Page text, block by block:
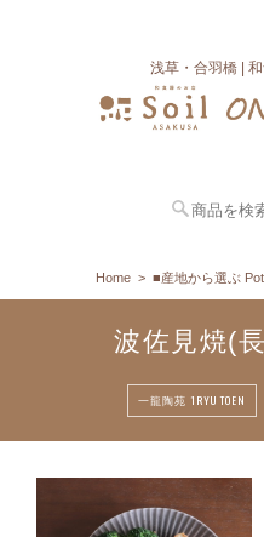
浅草・合羽橋 |
Home ■産地から選ぶ
波佐見焼(
一龍陶苑 1RYU TOEN